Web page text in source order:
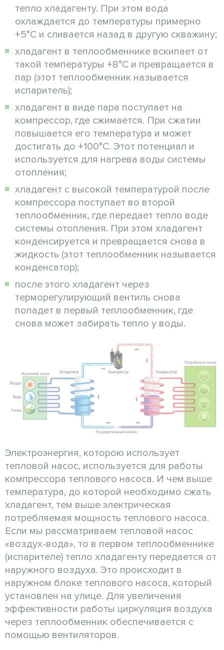
тепло хладагенту. При этом вода
охлаждается до температуры примерно
+5°С и сливается назад в другую скважину;
хладагент в теплообменнике вскипает от
такой температуры +8°С и превращается в
пар (этот теплообменник называется
испаритель);
хладагент в виде пара поступает на
компрессор, где сжимается. При сжатии
повышается его температура и может
достигать до +100°С. Этот потенциал и
используется для нагрева воды системы
отопления;
хладагент с высокой температурой после
компрессора поступает во второй
теплообменник, где передает тепло воде
системы отопления. При этом хладагент
конденсируется и превращается снова в
жидкость (этот теплообменник называется
конденсатор);
после этого хладагент через
терморегулирующий вентиль снова
попадет в первый теплообменник, где
снова может забирать тепло у воды.
Электроэнергия, которою использует
тепловой насос, используется для работы
компрессора теплового насоса. И чем выше
температура, до которой необходимо сжать
хладагент, тем выше электрическая
потребляемая мощность теплового насоса.
Если мы рассматриваем тепловой насос
«воздух-вода», то в первом теплообменнике
(испарителе) тепло хладагенту передается от
наружного воздуха. Это происходит в
наружном блоке теплового насоса, который
установлен на улице. Для увеличения
эффективности работы циркуляция воздуха
через теплообменник обеспечивается с
помощью вентиляторов.